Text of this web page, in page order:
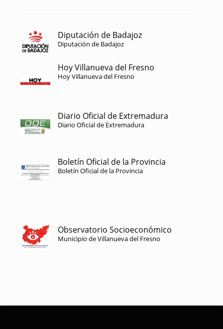
Diputación de Badajoz
Diputación de Badajoz
Hoy Villanueva del Fresno
Hoy Villanueva del Fresno
Diario Oficial de Extremadura
Diario Oficial de Extremadura
Boletín Oficial de la Provincia
Boletín Oficial de la Provincia
Observatorio Socioeconómico
Municipio de Villanueva del Fresno